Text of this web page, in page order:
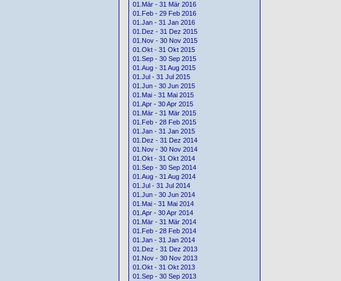
01.Mär - 31 Mär 2016
01.Feb - 29 Feb 2016
01.Jan - 31 Jan 2016
01.Dez - 31 Dez 2015
01.Nov - 30 Nov 2015
01.Okt - 31 Okt 2015
01.Sep - 30 Sep 2015
01.Aug - 31 Aug 2015
01.Jul - 31 Jul 2015
01.Jun - 30 Jun 2015
01.Mai - 31 Mai 2015
01.Apr - 30 Apr 2015
01.Mär - 31 Mär 2015
01.Feb - 28 Feb 2015
01.Jan - 31 Jan 2015
01.Dez - 31 Dez 2014
01.Nov - 30 Nov 2014
01.Okt - 31 Okt 2014
01.Sep - 30 Sep 2014
01.Aug - 31 Aug 2014
01.Jul - 31 Jul 2014
01.Jun - 30 Jun 2014
01.Mai - 31 Mai 2014
01.Apr - 30 Apr 2014
01.Mär - 31 Mär 2014
01.Feb - 28 Feb 2014
01.Jan - 31 Jan 2014
01.Dez - 31 Dez 2013
01.Nov - 30 Nov 2013
01.Okt - 31 Okt 2013
01.Sep - 30 Sep 2013